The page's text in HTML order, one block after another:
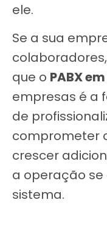
ele.
Se a sua
que o PABX
empresas é a
de
comprometer
crescer
a operação
sistema.